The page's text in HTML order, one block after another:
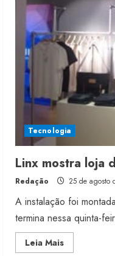
pelo
celular
Tecnologia
Linx mostra loja
Redação 25 de agosto
A instalação foi
termina nessa quinta-
Leia MaisRead
more